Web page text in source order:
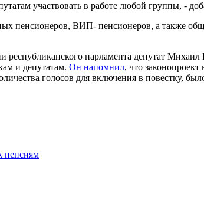
участвовать в работе любой группы, -
пенсионеров, ВИП- пенсионеров, а также
республиканского парламента депутат
и депутатам. Он напомнил, что
голосов для включения в повестку,
пенсиям